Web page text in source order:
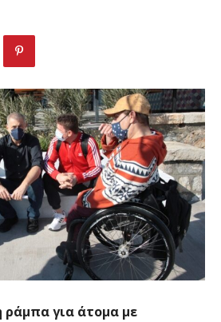
ράμπα για άτομα με